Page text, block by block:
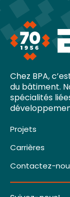
Chez BPA,
du bâtiment.
spécialités
Projets
Carrières
Contactez-